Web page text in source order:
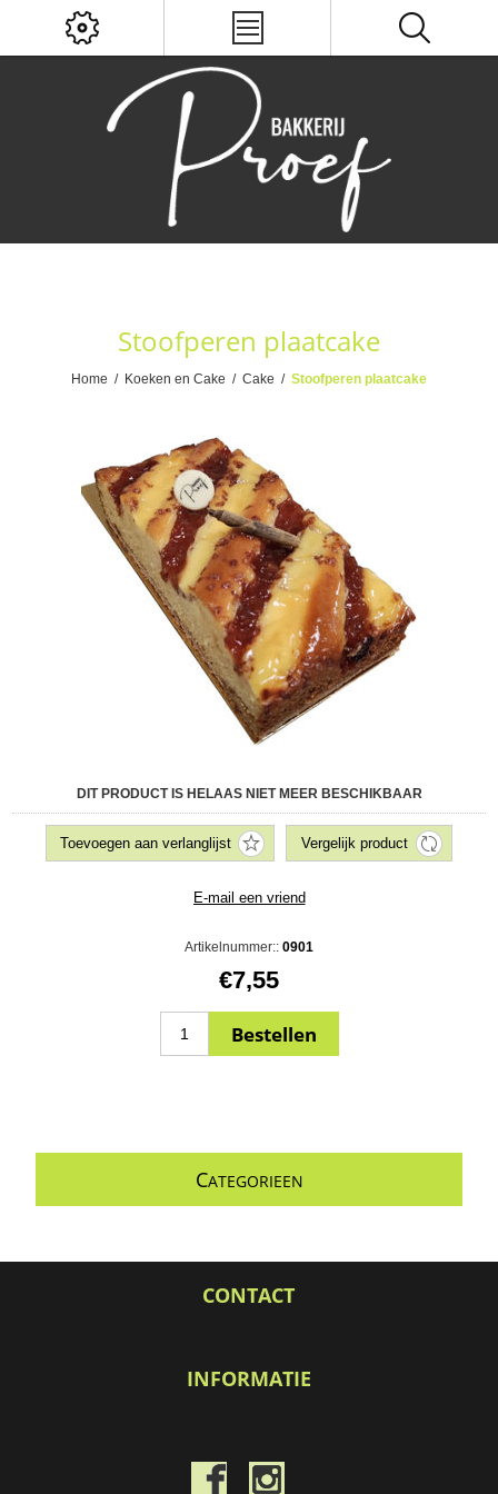
Stoofperen plaatcake
Home / Koeken en Cake / Cake / Stoofperen plaatcake
DIT PRODUCT IS HELAAS NIET MEER BESCHIKBAAR
Artikelnummer:: 0901
€7,55
CATEGORIEEN
CONTACT
INFORMATIE